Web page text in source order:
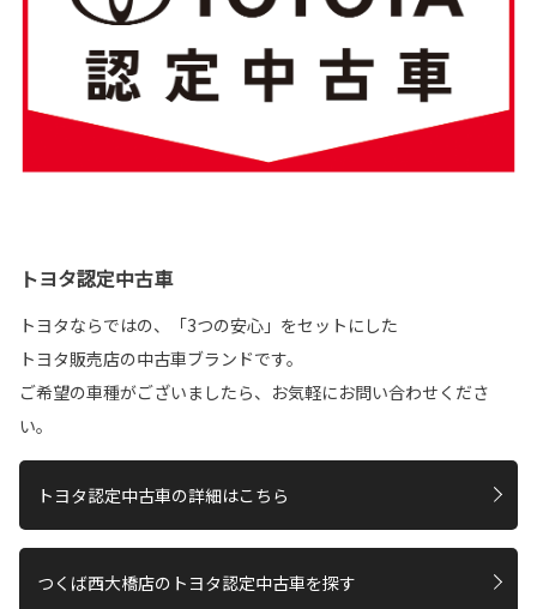
トヨタ認定中古車
トヨタならではの、「3つの安心」をセットにした
トヨタ販売店の中古車ブランドです。
ご希望の車種がございましたら、お気軽にお問い合わせくださ
い。
トヨタ認定中古車の詳細はこちら
つくば西大橋店のトヨタ認定中古車を探す